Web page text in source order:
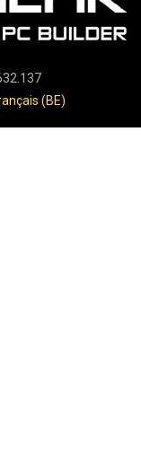
(BE)